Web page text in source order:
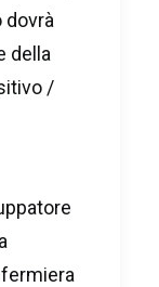
dovrà
della
/